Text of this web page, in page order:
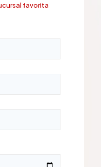
favorita